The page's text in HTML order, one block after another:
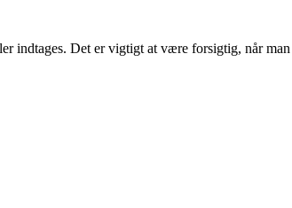
indtages. Det er vigtigt at være forsigtig, når man